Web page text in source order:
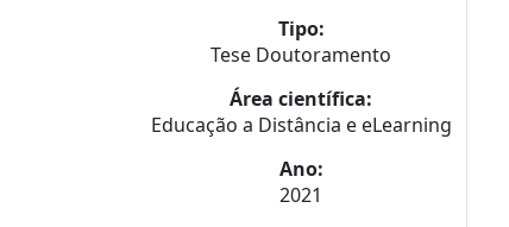
Tipo:
Tese Doutoramento
Área científica:
Educação a Distância e eLearning
Ano:
2021